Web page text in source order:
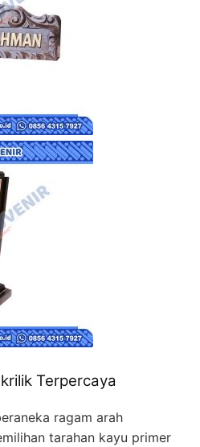
Terpercaya
ragam arah
tarahan kayu primer